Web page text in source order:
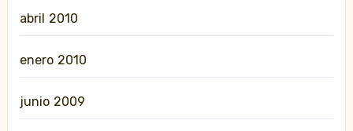
abril 2010
enero 2010
junio 2009